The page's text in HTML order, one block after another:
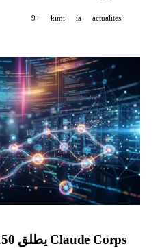
مع نقطة نهاية GPU مجانية من NVIDIA.
actualites
ia
kimi
+9